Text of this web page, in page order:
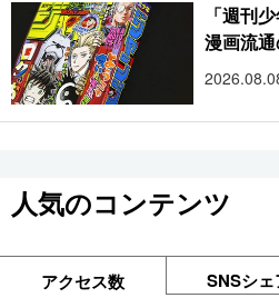
「週刊
漫画流
人気のコンテンツ
アクセス数 SNSシェ